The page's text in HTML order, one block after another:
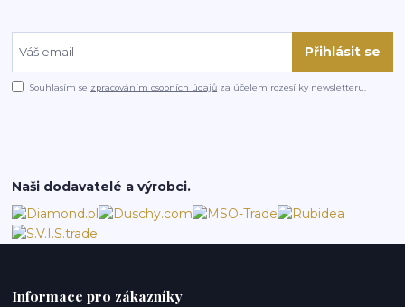
Přihlásit se
Souhlasím se zpracováním osobních údajů za účelem rozesílky newsletteru.
Naši dodavatelé a výrobci.
Informace pro zákazníky